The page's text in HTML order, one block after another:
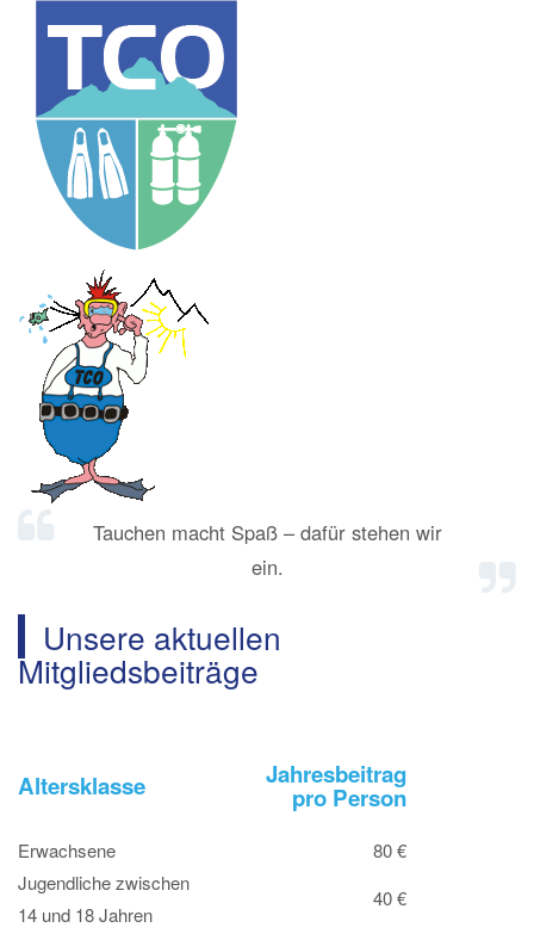
Tauchen macht Spaß – dafür stehen wir
ein.
Unsere aktuellen
Mitgliedsbeiträge
Altersklasse Jahresbeitrag
pro Person
Erwachsene
80 €
Jugendliche zwischen
14 und 18 Jahren
40 €